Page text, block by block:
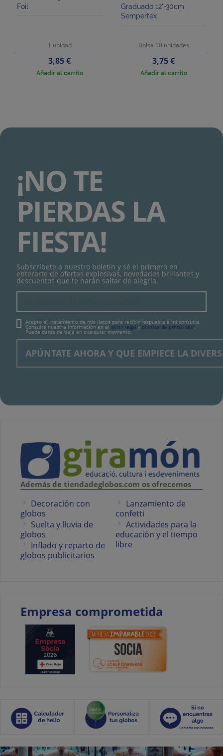
Foil
1 unidad
Precio
3,85 €
Añadir al carrito
Graduado 12"-30cm
Sempertex
Bolsa 10 unidades
Precio
3,75 €
Añadir al carrito
¡NO TE
PIERDAS LA
FIESTA!
Subscríbete a nuestro boletín y sé el primero en
enterarte de ofertas explosivas, novedades brillantes y
descuentos que te harán saltar de alegría.
Acepto el tratamiento de mis datos para recibir respuesta a mi consulta.
Consulte nuestra información en el aviso legal y política de privacidad
Puede darse de baja en cualquier momento.
Además de tiendadeglobos.com os ofrecemos
Decoración con
globos
Suelta y lluvia de
globos
Inflado y reparto de
globos publicitarios
Lanzamiento de
confetti
Actividades para la
educación y el tiempo
libre
Empresa comprometida